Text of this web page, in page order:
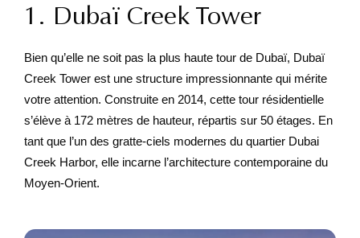
1. Dubaï Creek Tower
Bien qu’elle ne soit pas la plus haute tour de Dubaï, Dubaï
Creek Tower est une structure impressionnante qui mérite
votre attention. Construite en 2014, cette tour résidentielle
s’élève à 172 mètres de hauteur, répartis sur 50 étages. En
tant que l’un des gratte-ciels modernes du quartier Dubai
Creek Harbor, elle incarne l’architecture contemporaine du
Moyen-Orient.